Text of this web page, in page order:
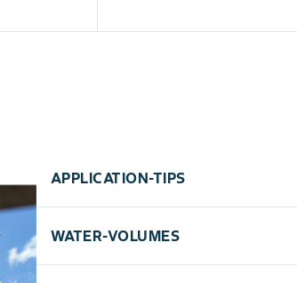
APPLICATION-TIPS
Si du sulfate d'ammonium (AMS) est
WATER-VOLUMES